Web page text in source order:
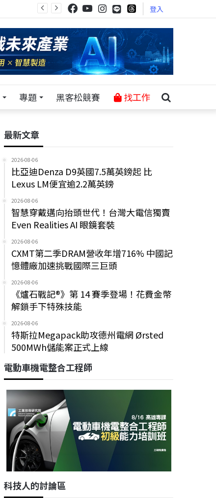
登入
專題 黑客松競賽 找工作
最新文章
2026-08-06
比亞迪Denza D9英國7.5萬英鎊起 比
Lexus LM便宜逾2.2萬英鎊
2026-08-06
智慧穿戴邁向抬頭世代！台灣大電信獨賣
Even Realities AI 眼鏡套裝
2026-08-06
CXMT第二季DRAM營收年增716% 中國記
憶體廠加速挑戰國際三巨頭
2026-08-06
《爐石戰記®》第 14 賽季登場！花費金幣
解鎖手下特殊技能
2026-08-06
特斯拉Megapack助攻德州電網 Ørsted
500MWh儲能案正式上線
電動車機電整合工程師
科技人的討論區